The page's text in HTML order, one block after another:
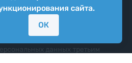
сайта.
ОК
данных
данных третьим